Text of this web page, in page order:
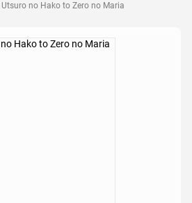
Utsuro no Hako to Zero no Maria